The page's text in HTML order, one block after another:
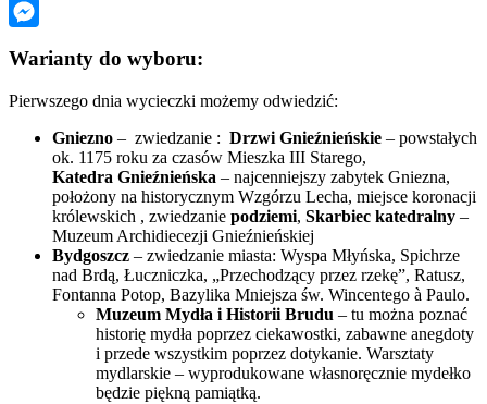
WhatsApp
Warianty do wyboru:
Pierwszego dnia wycieczki możemy odwiedzić:
Gniezno – zwiedzanie : Drzwi Gnieźnieńskie – powstałych
ok. 1175 roku za czasów Mieszka III Starego,
Katedra Gnieźnieńska – najcenniejszy zabytek Gniezna,
położony na historycznym Wzgórzu Lecha, miejsce koronacji
królewskich , zwiedzanie podziemi, Skarbiec katedralny –
Muzeum Archidiecezji Gnieźnieńskiej
Bydgoszcz – zwiedzanie miasta: Wyspa Młyńska, Spichrze
nad Brdą, Łuczniczka, „Przechodzący przez rzekę”, Ratusz,
Fontanna Potop, Bazylika Mniejsza św. Wincentego à Paulo.
Muzeum Mydła i Historii Brudu – tu można poznać
historię mydła poprzez ciekawostki, zabawne anegdoty
i przede wszystkim poprzez dotykanie. Warsztaty
mydlarskie – wyprodukowane własnoręcznie mydełko
będzie piękną pamiątką.